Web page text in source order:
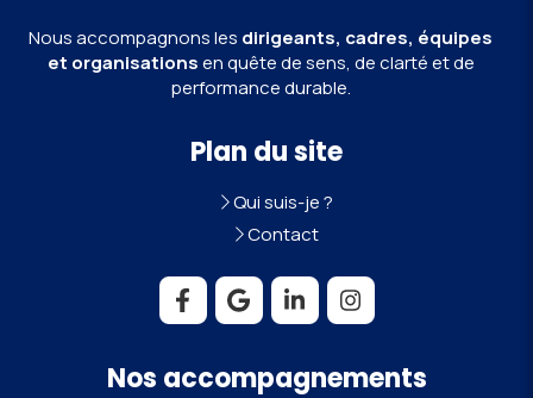
Nous accompagnons les dirigeants, cadres, équipes
et organisationsen quête de sens, de clarté et de
performance durable.
Plan du site
Qui suis-je ?
Contact
Nos accompagnements